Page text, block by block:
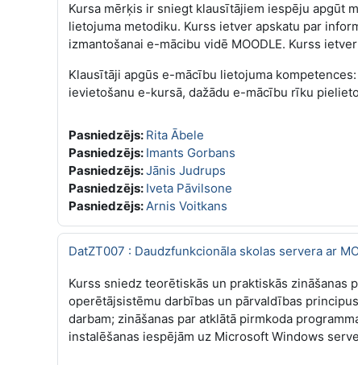
Kursa mērķis ir sniegt klausītājiem iespēju apgūt
lietojuma metodiku. Kurss ietver apskatu par
izmantošanai e-mācibu vidē MOODLE. Kurss
Klausītāji apgūs e-mācību lietojuma
ievietošanu e-kursā, dažādu e-mācību rīku
Pasniedzējs: Rita Ābele
Pasniedzējs: Imants Gorbans
Pasniedzējs:Jānis Judrups
Pasniedzējs: Iveta Pāvilsone
Pasniedzējs:Arnis Voitkans
DatZT007 : Daudzfunkcionāla skolas servera ar
Kurss sniedz teorētiskās un praktiskās
operētājsistēmu darbības un pārvaldības
darbam; zināšanas par atklātā pirmkoda
instalēšanas iespējām uz Microsoft Windows